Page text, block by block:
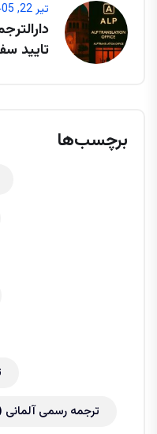
تیر 22, 1405
تایید
برچسب‌ها
ترجمه رسمی آلمانی